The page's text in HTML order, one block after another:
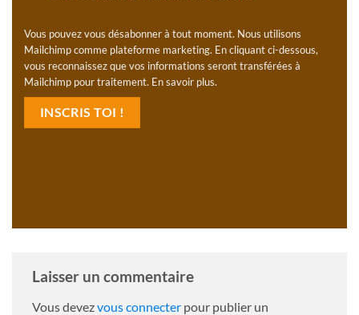
Vous pouvez vous désabonner à tout moment. Nous utilisons
Mailchimp comme plateforme marketing. En cliquant ci-dessous,
vous reconnaissez que vos informations seront transférées à
Mailchimp pour traitement. En savoir plus.
Laisser un commentaire
Vous devezvous connecter pour publier un